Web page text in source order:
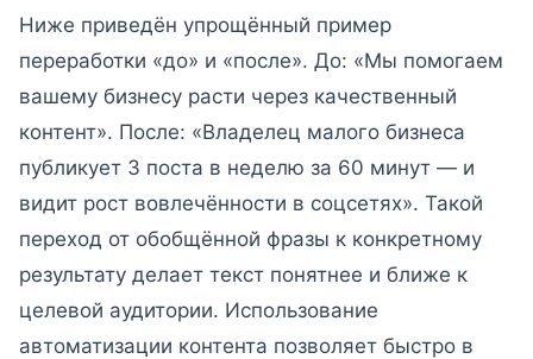
Ниже приведён упрощённый пример
переработки «до» и «после». До: «Мы помогаем
вашему бизнесу расти через качественный
контент». После: «Владелец малого бизнеса
публикует 3 поста в неделю за 60 минут — и
видит рост вовлечённости в соцсетях». Такой
переход от обобщённой фразы к конкретному
результату делает текст понятнее и ближе к
целевой аудитории. Использование
автоматизации контента позволяет быстро в